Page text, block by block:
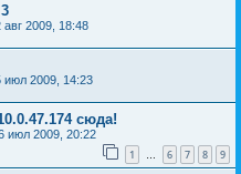
авг 2009, 18:48
июл 2009, 14:23
сюда!
июл 2009, 20:22
1 … 6 7 8 9